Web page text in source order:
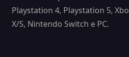
Playstation 4, Playstation 5,
X/S, Nintendo Switch e PC.